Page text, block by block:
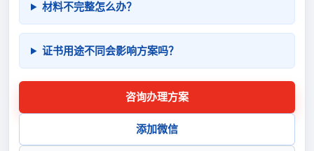
材料不完整怎么办？
证书用途不同会影响方案吗？
咨询办理方案
添加微信